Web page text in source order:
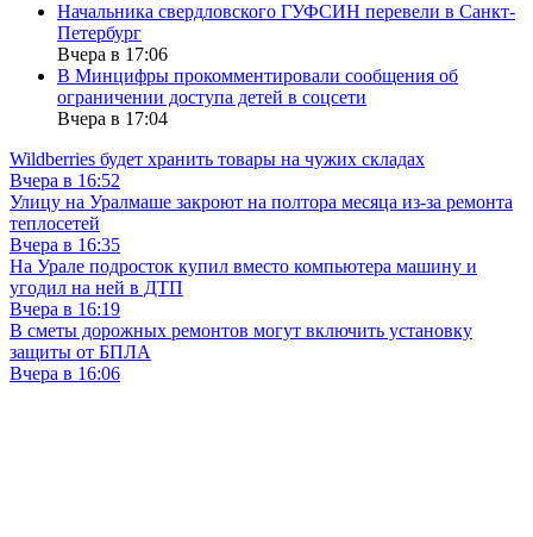
Начальника свердловского ГУФСИН перевели в Санкт-
Петербург
Вчера в 17:06
В Минцифры прокомментировали сообщения об
ограничении доступа детей в соцсети
Вчера в 17:04
Wildberries будет хранить товары на чужих складах
Вчера в 16:52
Улицу на Уралмаше закроют на полтора месяца из-за ремонта
теплосетей
Вчера в 16:35
На Урале подросток купил вместо компьютера машину и
угодил на ней в ДТП
Вчера в 16:19
В сметы дорожных ремонтов могут включить установку
защиты от БПЛА
Вчера в 16:06